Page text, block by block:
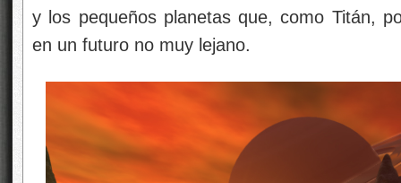
y los pequeños planetas que, como Titán,
en un futuro no muy lejano.